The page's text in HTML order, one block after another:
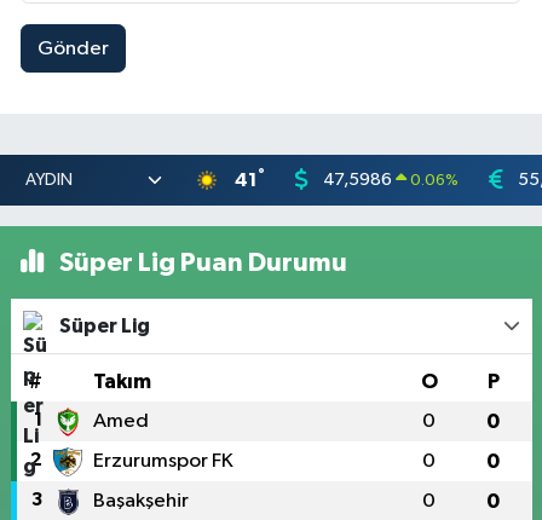
Gönder
41 ° 47,5986 0.06%
Süper Lig Puan Durumu
Süper Lig
# Takım O P
1 Amed 0 0
2 Erzurumspor FK 0 0
3 Başakşehir 0 0